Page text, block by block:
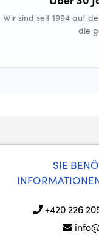
Wir sind seit 1994 auf
die
SIE
+420 226